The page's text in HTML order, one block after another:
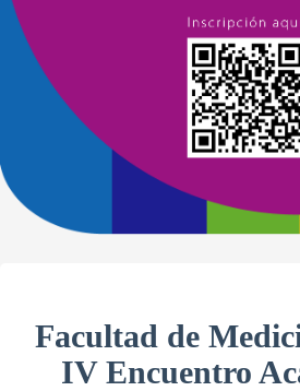
Facultad de
IV Encuentro